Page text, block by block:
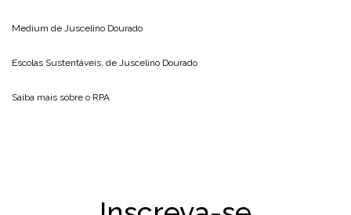
Medium de Juscelino Dourado
Escolas Sustentáveis, de Juscelino Dourado
Saiba mais sobre o RPA